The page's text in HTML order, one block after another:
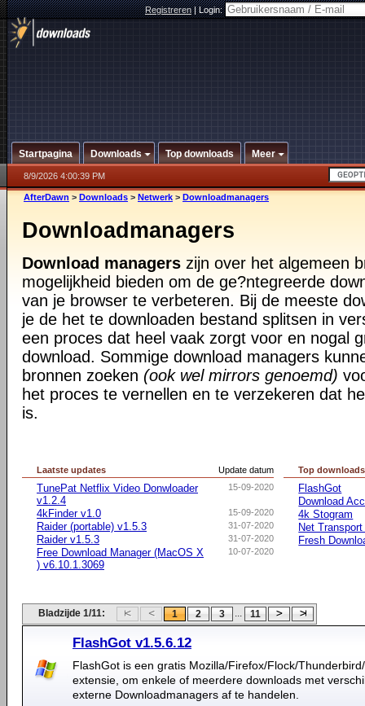
Registreren|Login:
Startpagina Downloads Top downloads Meer
8/9/2026 4:00:39 PM
AfterDawn > Downloads > Netwerk > Downloadmanagers
Downloadmanagers
Download managers zijn over het algemeen
mogelijkheid bieden om de ge?ntegreerde
van je browser te verbeteren. Bij de meeste
je de het te downloaden bestand splitsen in
een proces dat heel vaak zorgt voor en nogal
download. Sommige download managers
bronnen zoeken (ook wel mirrors genoemd)
het proces te vernellen en te verzekeren dat
is.
Update datum
Laatste updates
15-09-2020
TunePat Netflix Video Donwloader
v1.2.4
15-09-2020
4kFinder v1.0
31-07-2020
Raider (portable) v1.5.3
31-07-2020
Raider v1.5.3
10-07-2020
Free Download Manager (MacOS X
) v6.10.1.3069
Top downloads
FlashGot
Download
4k Stogram
Net
Fresh
Bladzijde 1/11: 1 2 3 ... 11
FlashGot v1.5.6.12
FlashGot is een gratis Mozilla/Firefox/Flock/
extensie, om enkele of meerdere downloads met
externe Downloadmanagers af te handelen.